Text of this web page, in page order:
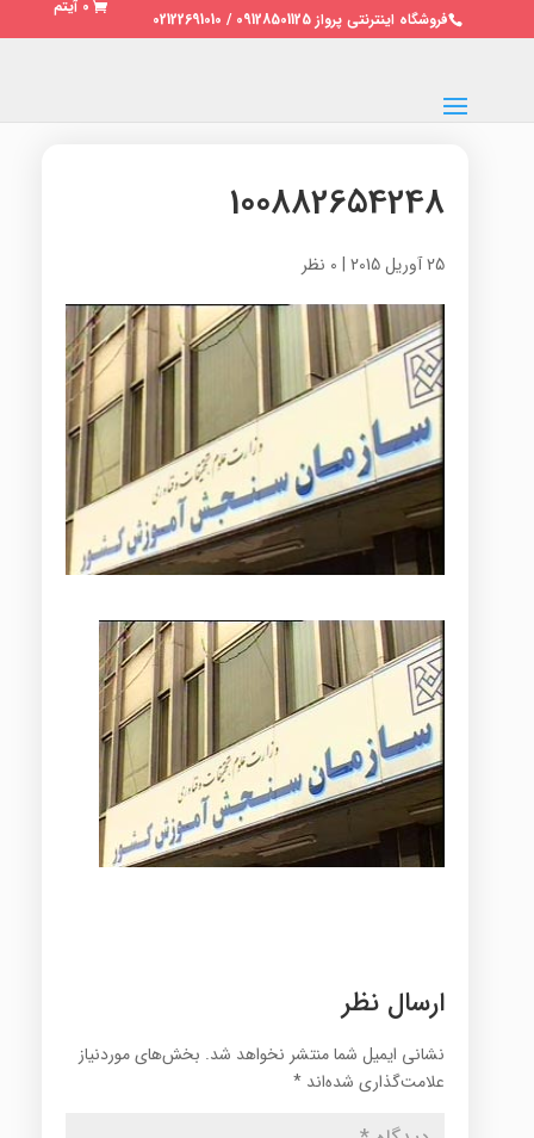
فروشگاه اینترنتی پرواز 09128501125 / 02122691010
0 آیتم
100882654248
25 آوریل 2015 | 0 نظر
ارسال نظر
نشانی ایمیل شما منتشر نخواهد شد. بخش‌های موردنیاز
علامت‌گذاری شده‌اند *